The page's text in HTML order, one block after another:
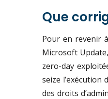
Que
Pour en revenir
Microsoft
zero-day
seize
des droits